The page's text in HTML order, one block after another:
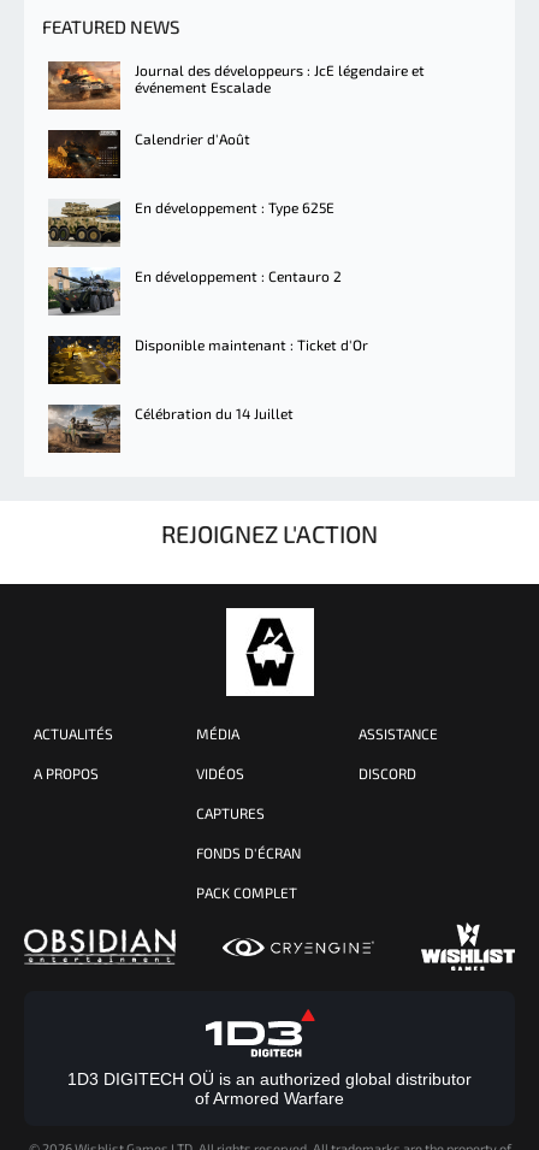
FEATURED NEWS
Journal des développeurs : JcE légendaire et
événement Escalade
Calendrier d'Août
En développement : Type 625E
En développement : Centauro 2
Disponible maintenant : Ticket d'Or
Célébration du 14 Juillet
REJOIGNEZ L'ACTION
ACTUALITÉS
A PROPOS
MÉDIA
VIDÉOS
CAPTURES
FONDS D'ÉCRAN
PACK COMPLET
ASSISTANCE
DISCORD
1D3 DIGITECH OÜ is an authorized global distributor
of Armored Warfare